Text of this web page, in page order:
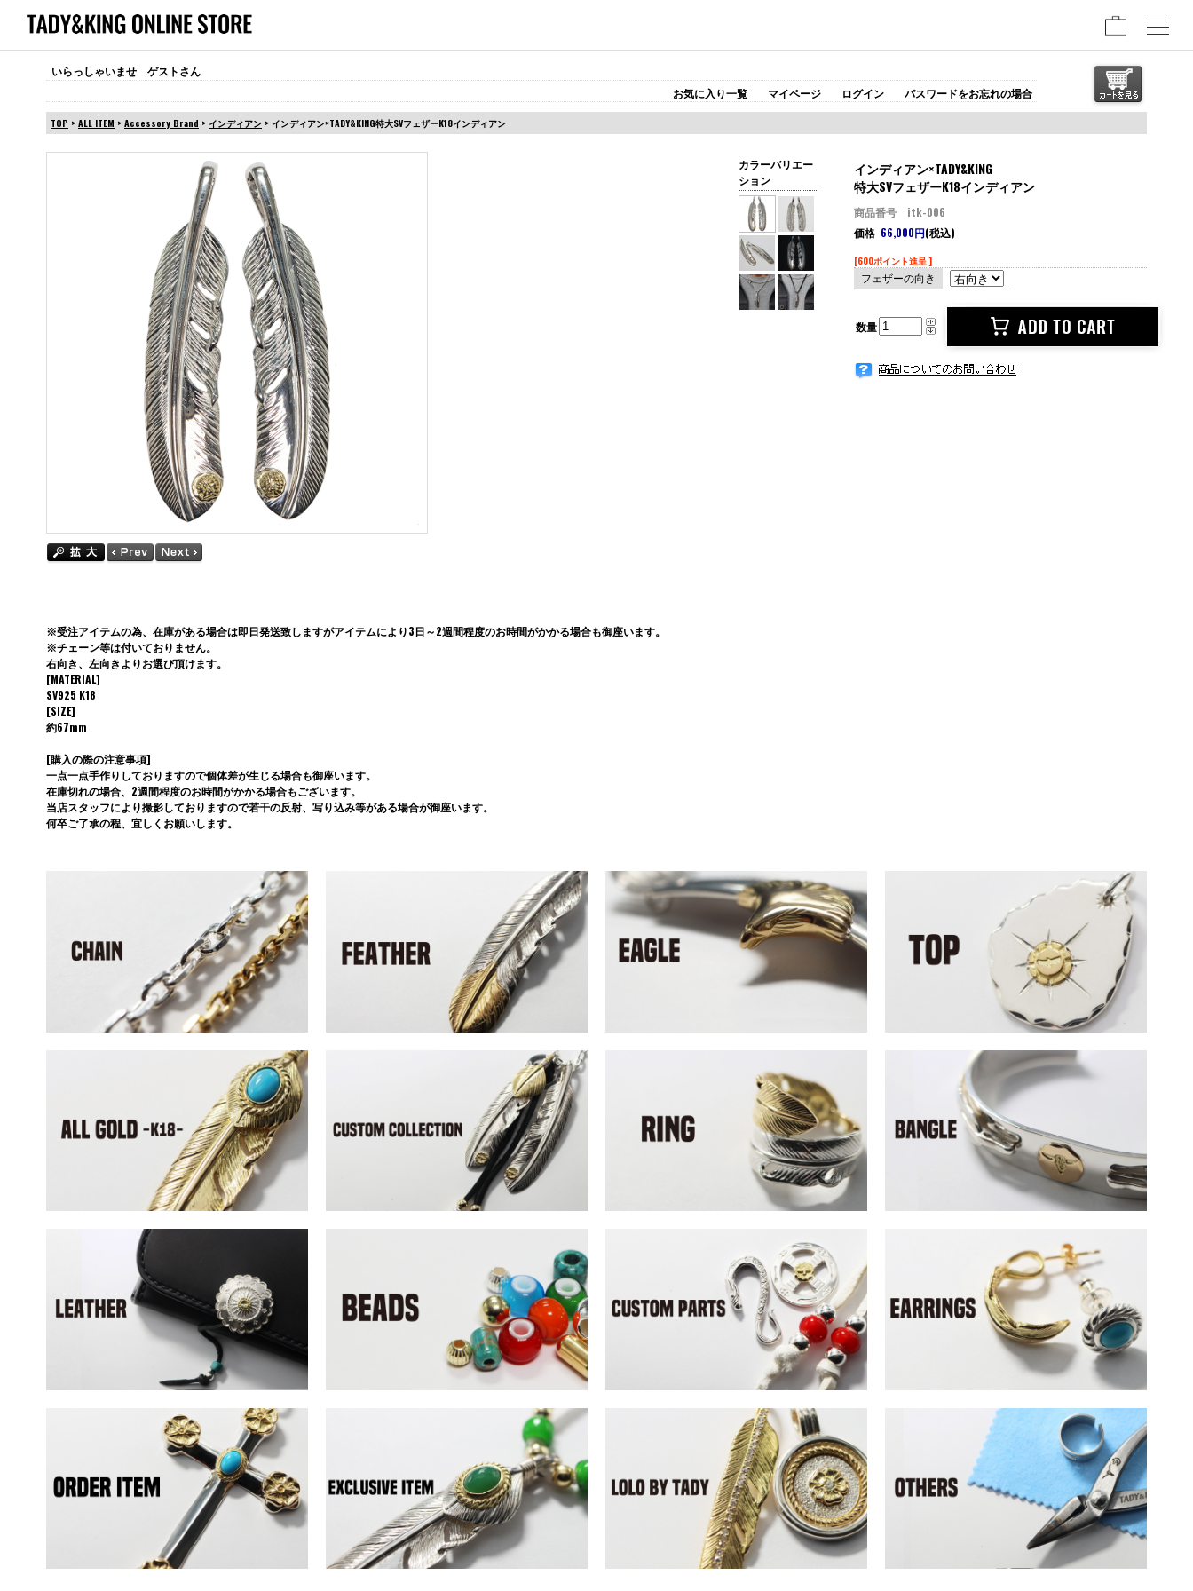
いらっしゃいませ ゲストさん
お気に入り一覧
マイページ ログイン パスワードをお忘れの場合
TOP > ALL ITEM > Accessory Brand > インディアン > インディアン×TADY&KING特大SVフェザーK18インディアン
インディアン×TADY&KING
特大SVフェザーK18インディアン
商品番号 itk-006
価格 66,000円(税込)
[600ポイント進呈 ]
フェザーの向き
数量
カラーバリエー
ション
※受注アイテムの為、在庫がある場合は即日発送致しますがアイテムにより3日～2週間程度のお時間がかかる場合も御座います。
※チェーン等は付いておりません。
右向き、左向きよりお選び頂けます。
[MATERIAL]
SV925 K18
[SIZE]
約67mm
[購入の際の注意事項]
一点一点手作りしておりますので個体差が生じる場合も御座います。
在庫切れの場合、2週間程度のお時間がかかる場合もございます。
当店スタッフにより撮影しておりますので若干の反射、写り込み等がある場合が御座います。
何卒ご了承の程、宜しくお願いします。